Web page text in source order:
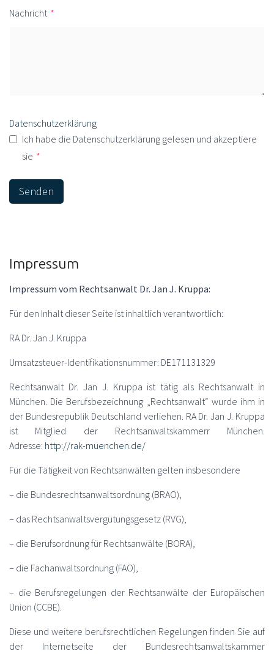
Nachricht *
Datenschutzerklärung
Ich habe die Datenschutzerklärung gelesen und akzeptiere
sie *
Senden
Impressum
Impressum vom Rechtsanwalt Dr. Jan J. Kruppa:
Für den Inhalt dieser Seite ist inhaltlich verantwortlich:
RA Dr. Jan J. Kruppa
Umsatzsteuer-Identifikationsnummer: DE171131329
Rechtsanwalt Dr. Jan J. Kruppa ist tätig als Rechtsanwalt in
München. Die Berufsbezeichnung „Rechtsanwalt“ wurde ihm in
der Bundesrepublik Deutschland verliehen. RA Dr. Jan J. Kruppa
ist Mitglied der Rechtsanwaltskammerr München.
Adresse: http://rak-muenchen.de/
Für die Tätigkeit von Rechtsanwälten gelten insbesondere
– die Bundesrechtsanwaltsordnung (BRAO),
– das Rechtsanwaltsvergütungsgesetz (RVG),
– die Berufsordnung für Rechtsanwälte (BORA),
– die Fachanwaltsordnung (FAO),
– die Berufsregelungen der Rechtsanwälte der Europäischen
Union (CCBE).
Diese und weitere berufsrechtlichen Regelungen finden Sie auf
der Internetseite der Bundesrechtsanwaltskammer